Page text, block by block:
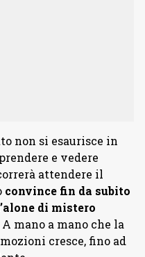
non si esaurisce in
e vedere
attendere il
convince fin da subito
di mistero
A mano a mano che la
cresce, fino ad